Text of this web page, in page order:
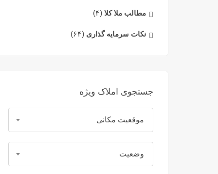
مطالب ملا کلا (۴)
نکات سرمایه گذاری (۶۴)
جستجوی املاک ویژه
موقعیت مکانی
وضعیت